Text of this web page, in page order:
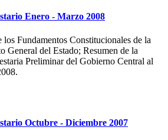
Enero - Marzo 2008
los Fundamentos Constitucionales de la
General del Estado; Resumen de la
Preliminar del Gobierno Central al
Octubre - Diciembre 2007